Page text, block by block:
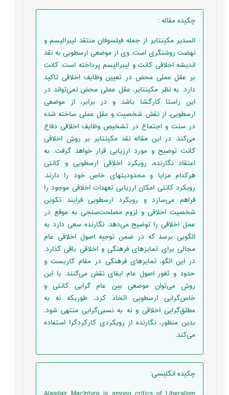
چکیده مقاله:
السدیر مکینتایر از جمله فیلسوفان منتقد لیبرالیسم و
نهضت روشنگری است. وی از موضعی ارسطویی به نقد
اندیشه اخلاقی کانت و لیبرالیسم پرداخته است. کانت
بر عقل عملی محض در تعیین وظایف اخلاقی تاکید
دارد. به نظر مکینتایر، عقل عملی محض نمی‌‌تواند در
این راستا کارگشا باشد و در برابر، از موضعی
ارسطویی، از نقش شخصیت و عقل عملی ساخته شده
در سنت و اجتماع در تشخیص وظایف اخلاقی دفاع
می‌کند. در این مقاله نقد مکینتایر بر روش اخلاقی
کانت توضیح و مورد ارزیابی قرار خواهد گرفت. به
اعتقاد نگارنده، رویکرد اخلاقی ارسطویی و کانتی
هرکدام مزایا و محدودیتهای خاص خود را دارند.
رویکرد کانتی امکان ارزیابی تعهدات اخلاقی موجود را
فراهم می‌سازد و رویکرد ارسطویی فرایند تکوین
شخصیت اخلاقی و لزوم مصلحت‌سنجی به موقع در
عمل اخلاقی را توضیح می‌دهد. نگارنده سعی دارد به
الگویی برسد که در ضمن توجیه اصول اخلاقی عام
مجالی برای تمایزهای فرهنگی و اخلاقی باقی گذارد.
در این الگو، تمایزهای فرهنگی در مقام کاربست و
حدود و ثغور اصول عام ایفای نقش می‌کنند. با این
روش می‌توان موضعی بین عام گرایی کانتی و
خاص‌گرایی ارسطویی اتخاذ کرد، طوریکه نه به
مطلق‌گرایی اخلاقی و نه به نسبی‌گرایی منتهی شود.
بدین منظور، نگارنده از رویکردی کارکردگرا استفاده
می‌کند.
چکیده انگلیسی: